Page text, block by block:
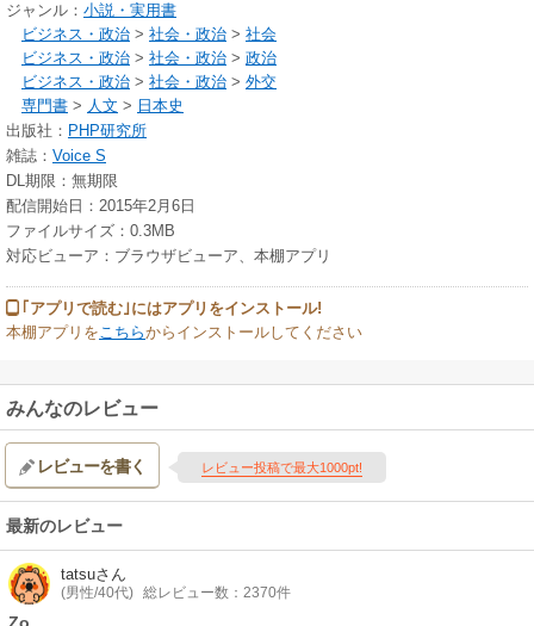
ジャンル： 小説・実用書
ビジネス・政治 > 社会・政治 > 社会
ビジネス・政治 > 社会・政治 > 政治
ビジネス・政治 > 社会・政治 > 外交
専門書 > 人文 > 日本史
出版社： PHP研究所
雑誌： Voice S
DL期限：無期限
配信開始日：2015年2月6日
ファイルサイズ：0.3MB
対応ビューア：ブラウザビューア、本棚アプリ
｢アプリで読む｣にはアプリをインストール!
本棚アプリをこちらからインストールしてください
みんなのレビュー
レビューを書く レビュー投稿で最大1000pt!
最新のレビュー
tatsuさん
(男性/40代) 総レビュー数：2370件